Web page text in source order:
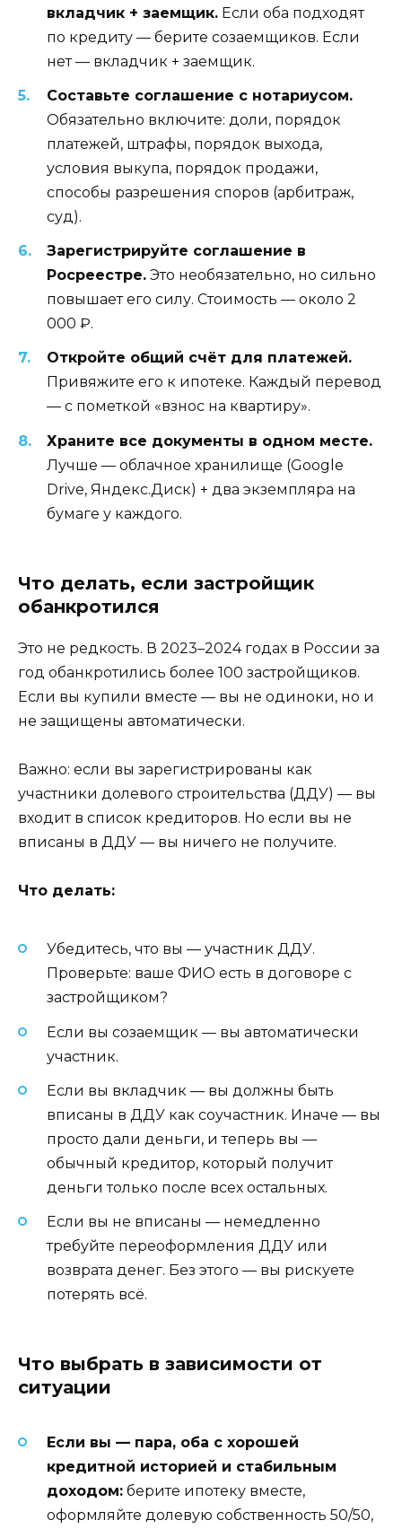
вкладчик + заемщик. Если оба подходят
по кредиту — берите созаемщиков. Если
нет — вкладчик + заемщик.
Составьте соглашение с нотариусом.
Обязательно включите: доли, порядок
платежей, штрафы, порядок выхода,
условия выкупа, порядок продажи,
способы разрешения споров (арбитраж,
суд).
Зарегистрируйте соглашение в
Росреестре. Это необязательно, но сильно
повышает его силу. Стоимость — около 2
000 ₽.
Откройте общий счёт для платежей.
Привяжите его к ипотеке. Каждый перевод
— с пометкой «взнос на квартиру».
Храните все документы в одном месте.
Лучше — облачное хранилище (Google
Drive, Яндекс.Диск) + два экземпляра на
бумаге у каждого.
Что делать, если застройщик
обанкротился
Это не редкость. В 2023–2024 годах в России за
год обанкротились более 100 застройщиков.
Если вы купили вместе — вы не одиноки, но и
не защищены автоматически.
Важно: если вы зарегистрированы как
участники долевого строительства (ДДУ) — вы
входит в список кредиторов. Но если вы не
вписаны в ДДУ — вы ничего не получите.
Что делать:
Убедитесь, что вы — участник ДДУ.
Проверьте: ваше ФИО есть в договоре с
застройщиком?
Если вы созаемщик — вы автоматически
участник.
Если вы вкладчик — вы должны быть
вписаны в ДДУ как соучастник. Иначе — вы
просто дали деньги, и теперь вы —
обычный кредитор, который получит
деньги только после всех остальных.
Если вы не вписаны — немедленно
требуйте переоформления ДДУ или
возврата денег. Без этого — вы рискуете
потерять всё.
Что выбрать в зависимости от
ситуации
Если вы — пара, оба с хорошей
кредитной историей и стабильным
доходом: берите ипотеку вместе,
оформляйте долевую собственность 50/50,